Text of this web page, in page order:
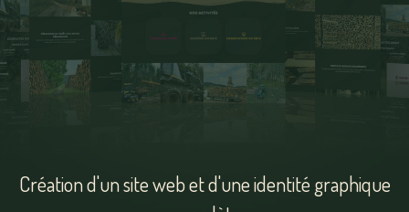
Création d'un site web et d'une identité graphique